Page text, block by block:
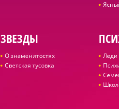
ЗВЕЗДЫ
О знаменитостях
Светская тусовка
Леди